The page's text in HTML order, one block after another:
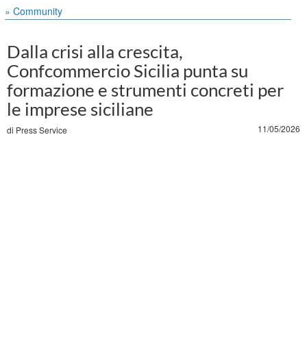
» Community
Dalla crisi alla crescita,
Confcommercio Sicilia punta su
formazione e strumenti concreti per
le imprese siciliane
di Press Service 11/05/2026